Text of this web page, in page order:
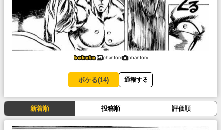
phantom phantom
ボケる(14) 通報する
新着順 投稿順 評価順